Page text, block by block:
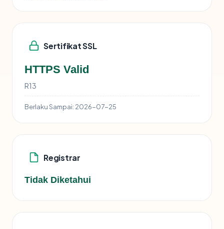
Sertifikat SSL
HTTPS Valid
R13
Berlaku Sampai: 2026-07-25
Registrar
Tidak Diketahui